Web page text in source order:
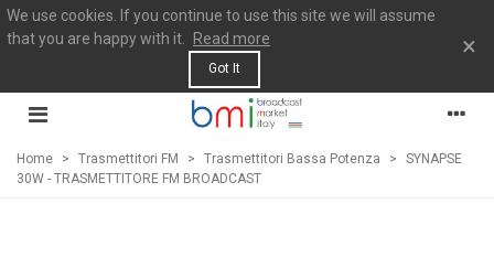
We use cookies. If you continue to use this site we will assume
that you are happy with it.
Read more
Got It
×
Home > Trasmettitori FM > Trasmettitori Bassa Potenza >
SYNAPSE
30W - TRASMETTITORE FM BROADCAST